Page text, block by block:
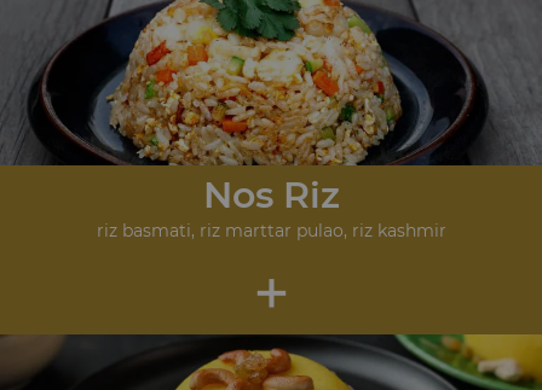
Nos Riz
riz basmati, riz marttar pulao, riz kashmir
+